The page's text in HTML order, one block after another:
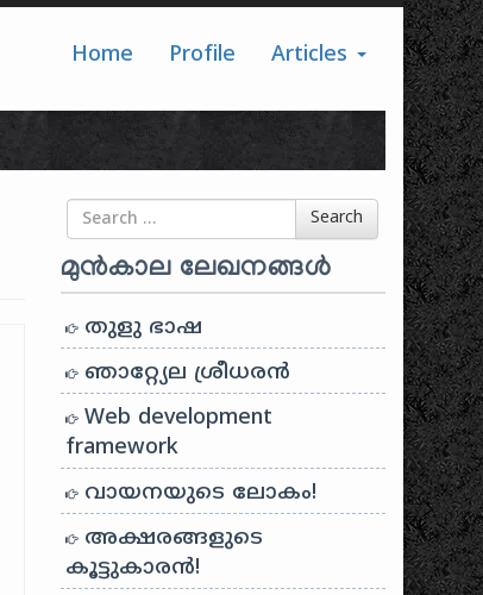
Home Profile Articles
Search for Search
മുൻകാല ലേഖനങ്ങൾ
തുളു ഭാഷ
ഞാറ്റ്യേല ശ്രീധരൻ
Web development
framework
വായനയുടെ ലോകം!
അക്ഷരങ്ങളുടെ
കൂട്ടുകാരൻ!